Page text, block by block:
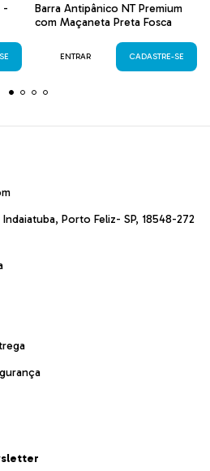
-
Barra Antipânico NT Premium
com Maçaneta Preta Fosca
ENTRAR CADASTRE-SE
Porto Feliz- SP, 18548-272